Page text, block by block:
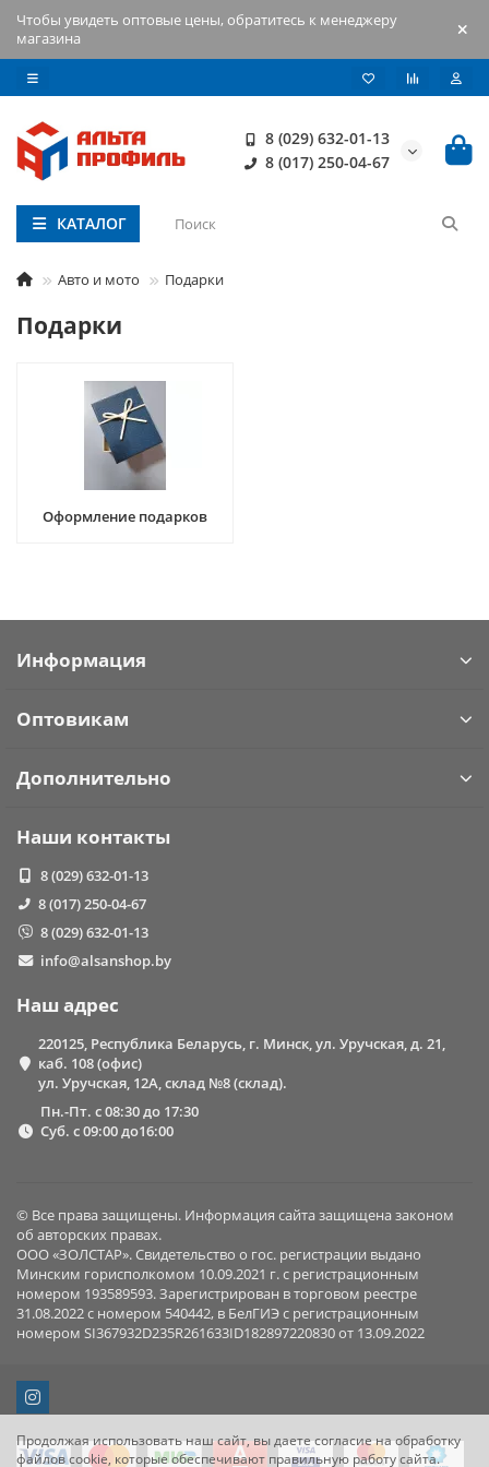
Чтобы увидеть оптовые цены, обратитесь к менеджеру
магазина
8 (029) 632-01-13
8 (017) 250-04-67
КАТАЛОГ
Авто и мото Подарки
Подарки
Оформление подарков
Продолжая использовать наш сайт, вы даете согласие на обработку
файлов cookie, которые обеспечивают правильную работу сайта.
Информация
Оптовикам
Дополнительно
Наши контакты
8 (029) 632-01-13
8 (017) 250-04-67
8 (029) 632-01-13
info@alsanshop.by
Наш адрес
220125, Республика Беларусь, г. Минск, ул. Уручская, д. 21,
каб. 108 (офис)
ул. Уручская, 12А, склад №8 (склад).
Пн.-Пт. с 08:30 до 17:30
Суб. с 09:00 до16:00
© Все права защищены. Информация сайта защищена законом
об авторских правах.
ООО «ЗОЛСТАР». Свидетельство о гос. регистрации выдано
Минским горисполкомом 10.09.2021 г. с регистрационным
номером 193589593. Зарегистрирован в торговом реестре
31.08.2022 с номером 540442, в БелГИЭ с регистрационным
номером SI367932D235R261633ID182897220830 от 13.09.2022